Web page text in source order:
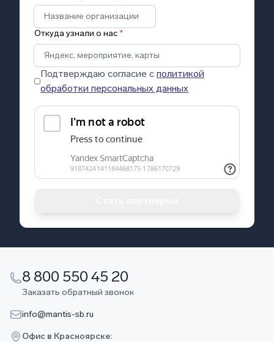
Откуда узнали о нас *
Подтверждаю согласие сполитикой
обработки персональных данных
8 800 550 45 20
Заказать обратный звонок
info@mantis-sb.ru
Офис в Красноярске: